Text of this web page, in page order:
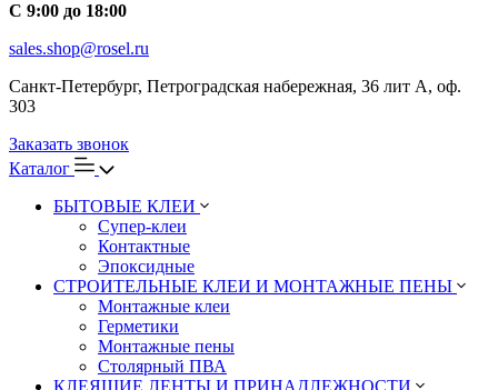
С 9:00 до 18:00
sales.shop@rosel.ru
Санкт-Петербург, Петроградская набережная, 36 лит А, оф.
303
Заказать звонок
Каталог
БЫТОВЫЕ КЛЕИ
Супер-клеи
Контактные
Эпоксидные
СТРОИТЕЛЬНЫЕ КЛЕИ И МОНТАЖНЫЕ ПЕНЫ
Монтажные клеи
Герметики
Монтажные пены
Столярный ПВА